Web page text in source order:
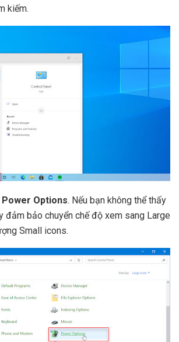
kiếm.
Power Options. Nếu bạn không thể thấy
đảm bảo chuyển chế độ xem sang Large
Small icons.